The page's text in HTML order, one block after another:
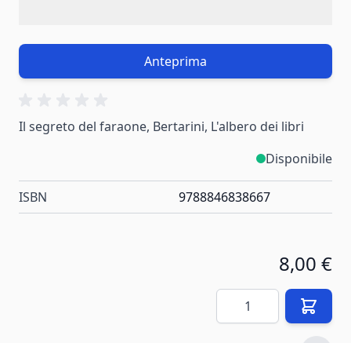
Anteprima
Il segreto del faraone, Bertarini, L'albero dei libri
Disponibile
ISBN 9788846838667
8,00 €
Quantità